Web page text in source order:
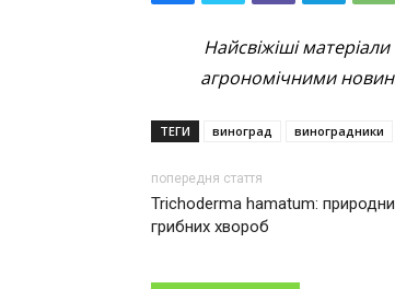
Найсвіжіші
агрономічними
ТЕГИ виноград виноградники
попередня стаття
Trichoderma hamatum:
грибних хвороб